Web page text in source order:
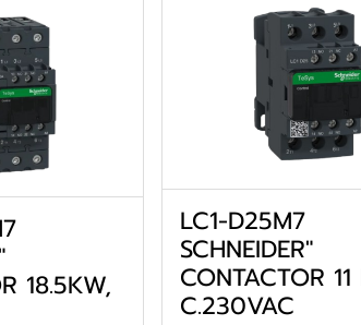
18.5KW,
LC1-D25M7
SCHNEIDER"
CONTACTOR
C.230VAC